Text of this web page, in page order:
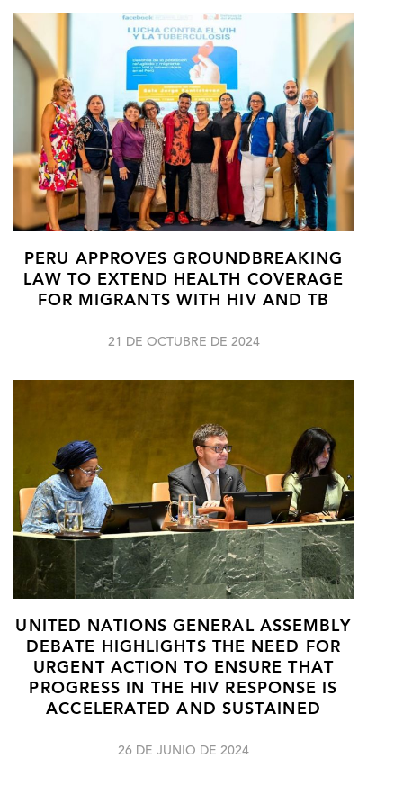
PERU APPROVES GROUNDBREAKING
LAW TO EXTEND HEALTH COVERAGE
FOR MIGRANTS WITH HIV AND TB
21 DE OCTUBRE DE 2024
UNITED NATIONS GENERAL ASSEMBLY
DEBATE HIGHLIGHTS THE NEED FOR
URGENT ACTION TO ENSURE THAT
PROGRESS IN THE HIV RESPONSE IS
ACCELERATED AND SUSTAINED
26 DE JUNIO DE 2024